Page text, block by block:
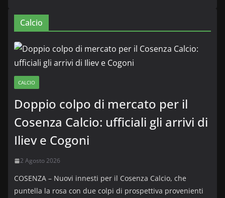
Calcio
CALCIO
Doppio colpo di mercato per il
Cosenza Calcio: ufficiali gli arrivi di
Iliev e Cogoni
2 Agosto 2026
COSENZA – Nuovi innesti per il Cosenza Calcio, che
puntella la rosa con due colpi di prospettiva provenienti